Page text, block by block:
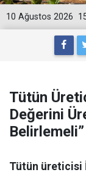
10 Ağustos 2026
Tütün
Değerini
Belirlemeli”
Tütün üreticisi